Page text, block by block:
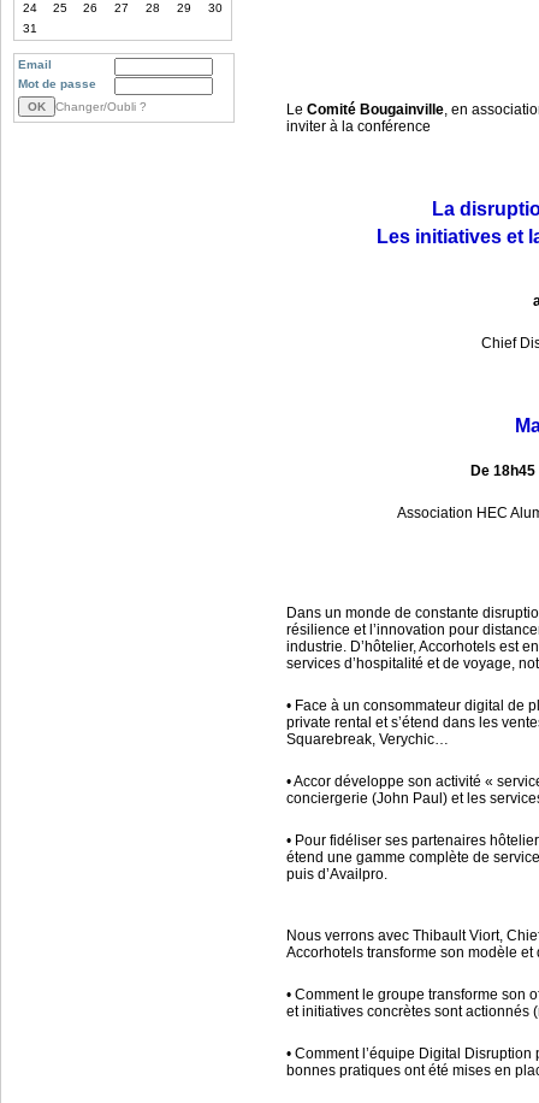
24
25 26 27 28 29
30
31
Email
Mot de passe
Changer/Oubli ?
Le Comité Bougainville, en
inviter à la conférence
La
Les initiatives et
Chief
De
Association HEC
Dans un monde de constante
résilience et l’innovation pour
industrie. D’hôtelier, Accorhotels est
services d’hospitalité et de voyage,
• Face à un consommateur digital de
private rental et s’étend dans les
Squarebreak, Verychic…
• Accor développe son activité «
conciergerie (John Paul) et les
• Pour fidéliser ses partenaires
étend une gamme complète de
puis d’Availpro.
Nous verrons avec Thibault Viort,
Accorhotels transforme son modèle
• Comment le groupe transforme son
et initiatives concrètes sont
• Comment l’équipe Digital
bonnes pratiques ont été mises en